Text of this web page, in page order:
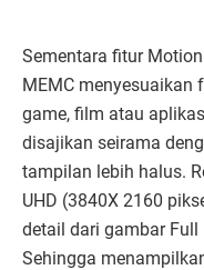
Sementara fitur
MEMC menyesuaikan
game, film atau
disajikan seirama
tampilan lebih halus.
UHD (3840X 2160
detail dari gambar Full
Sehingga